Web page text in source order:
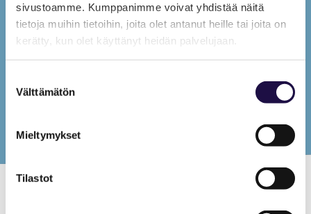
sivustoamme. Kumppanimme voivat yhdistää näitä
tietoja muihin tietoihin, joita olet antanut heille tai joita on
kerätty, kun olet käyttänyt heidän palvelujaan.
valinta
Välttämätön
Mieltymykset
Tilastot